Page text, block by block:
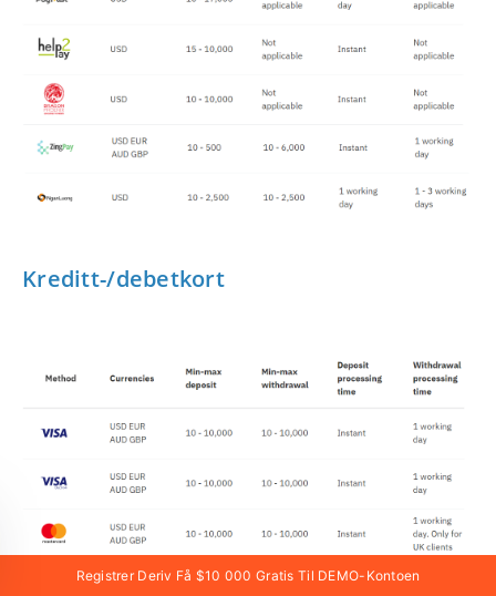
Kreditt-/debetkort
Registrer Deriv Få $10 000 Gratis Til DEMO-Kontoen